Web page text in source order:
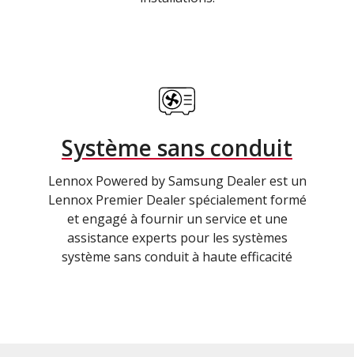
Système sans conduit
Lennox Powered by Samsung Dealer est un
Lennox Premier Dealer spécialement formé
et engagé à fournir un service et une
assistance experts pour les systèmes
système sans conduit à haute efficacité